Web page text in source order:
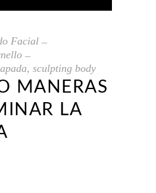
Facial
, sculpting body
MANERAS
LA